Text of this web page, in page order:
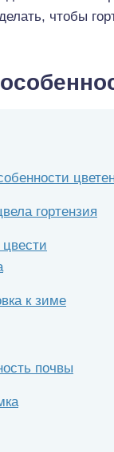
чтобы
гортензия
цвести
к зиме
почвы